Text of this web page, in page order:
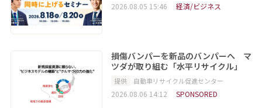
2026.08.05 15:46 経済/ビジネス
損傷バンパーを新品のバンパーへ マ
ツダが取り組む「水平リサイクル」
提供 自動車リサイクル促進センター
2026.08.06 14:12 SPONSORED